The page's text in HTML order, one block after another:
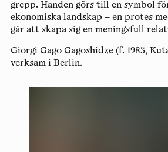
grepp. Handen görs till en symbol
ekonomiska landskap – en protes
går att skapa sig en meningsfull
Giorgi Gago Gagoshidze(f. 1983,
verksam i Berlin.